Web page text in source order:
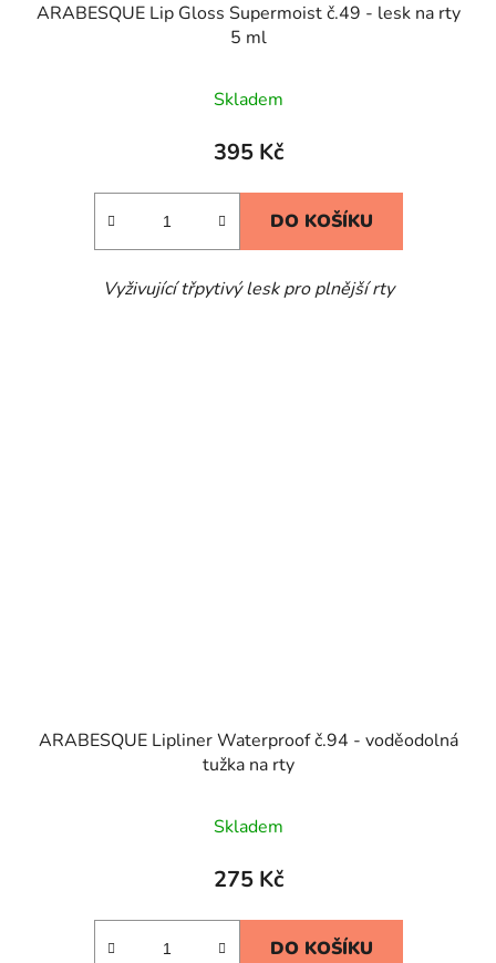
ARABESQUE Lip Gloss Supermoist č.49 - lesk na rty
5 ml
Skladem
395 Kč
DO KOŠÍKU
Vyživující třpytivý lesk pro plnější rty
ARABESQUE Lipliner Waterproof č.94 - voděodolná
tužka na rty
Skladem
275 Kč
DO KOŠÍKU